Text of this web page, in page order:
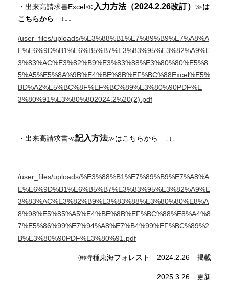
・出来高請求書Excel≪入力方法（2024.2.26改訂） ≫は
こちらから ↓↓↓
/user_files/uploads/%E3%88%B1%E7%89%B9%E7%A8%A
E%E6%9D%B1%E6%B5%B7%E3%83%95%E3%82%A9%E
3%83%AC%E3%82%B9%E3%83%88%E3%80%80%E5%8
5%A5%E5%8A%9B%E4%BE%8B%EF%BC%88Excel%E5%
BD%A2%E5%BC%8F%EF%BC%89%E3%80%90PDF%E
3%80%91%E3%80%802024.2%20(2).pdf
・出来高請求書≪記入方法≫はこちらから ↓↓↓
/user_files/uploads/%E3%88%B1%E7%89%B9%E7%A8%A
E%E6%9D%B1%E6%B5%B7%E3%83%95%E3%82%A9%E
3%83%AC%E3%82%B9%E3%83%88%E3%80%80%E8%A
8%98%E5%85%A5%E4%BE%8B%EF%BC%88%E8%A4%8
7%E5%86%99%E7%94%A8%E7%B4%99%EF%BC%89%2
B%E3%80%90PDF%E3%80%91.pdf
㈱特種東海フォレスト 2024.2.26 掲載
2025.3.26 更新